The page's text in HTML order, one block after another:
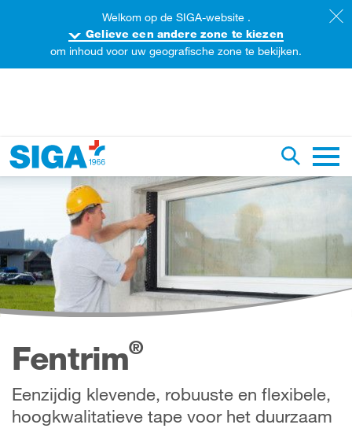
de website
Fentrim®
Eenzijdig klevende, robuuste en flexibele,
hoogkwalitatieve tape voor het duurzaam
Welkom op de SIGA-website .
Gelieve een andere zone te kiezen
om inhoud voor uw geografische zone te bekijken.